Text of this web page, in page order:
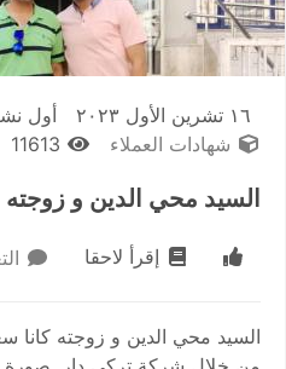
١٦ تشرين الأول ٢٠٢٣ أول
شهادات العملاء
السيد محي الدين و
إقرأ لاحقا
السيد محي الدين و زوجته كانا